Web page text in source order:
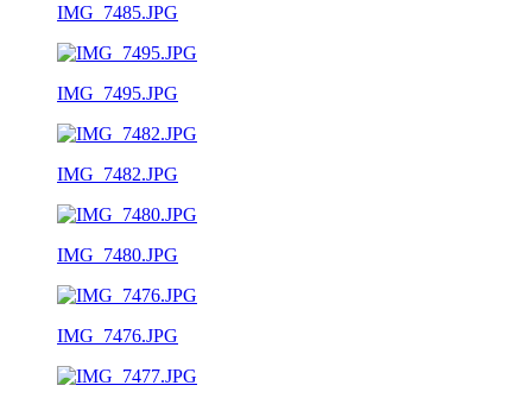
IMG_7485.JPG
IMG_7495.JPG
IMG_7482.JPG
IMG_7480.JPG
IMG_7476.JPG